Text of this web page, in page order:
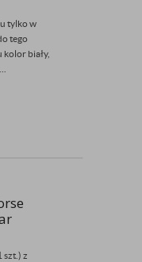
tylko w
tego
biały,
szt.) z